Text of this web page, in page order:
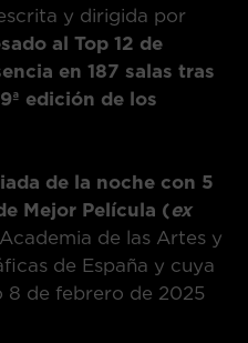
escrita y dirigida por
al Top 12 de
en 187 salas tras
edición de los
de la noche con 5
Mejor Película (ex
de las Artes y
de España y cuya
8 de febrero de 2025